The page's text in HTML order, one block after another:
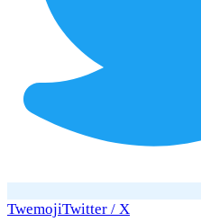
TwemojiTwitter / X